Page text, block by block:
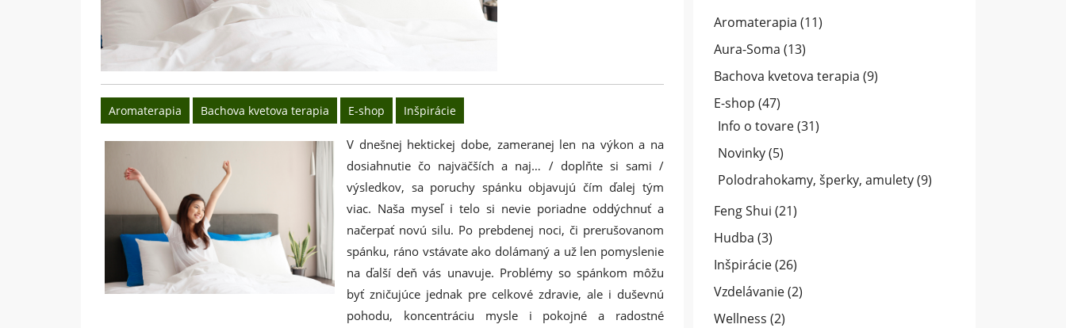
Aromaterapia Bachova kvetova terapia E-shop Inšpirácie
V dnešnej hektickej dobe, zameranej len na výkon a na
dosiahnutie čo najväčších a naj… / doplňte si sami /
výsledkov, sa poruchy spánku objavujú čím ďalej tým
viac. Naša myseľ i telo si nevie poriadne oddýchnuť a
načerpať novú silu. Po prebdenej noci, či prerušovanom
spánku, ráno vstávate ako dolámaný a už len pomyslenie
na ďalší deň vás unavuje. Problémy so spánkom môžu
byť zničujúce jednak pre celkové zdravie, ale i duševnú
pohodu, koncentráciu mysle i pokojné a radostné
Aromaterapia (11)
Aura-Soma (13)
Bachova kvetova terapia (9)
E-shop (47)
Info o tovare(31)
Novinky(5)
Polodrahokamy, šperky, amulety(9)
Feng Shui (21)
Hudba (3)
Inšpirácie(26)
Vzdelávanie(2)
Wellness (2)